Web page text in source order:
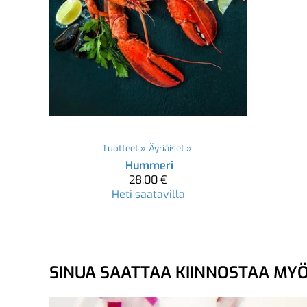
Tuotteet ‪» Äyriäiset ‪»
Hummeri
28,00 €
Heti saatavilla
SINUA SAATTAA KIINNOSTAA